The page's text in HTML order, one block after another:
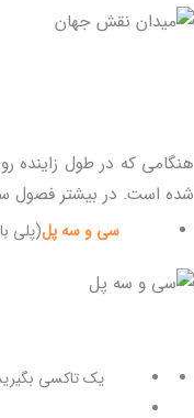
هنگامی که در طول زاینده
شده است. در بیشتر فصول
سی و سه پل(پلی با 33 قوس) یکی از زیباترین پل‌های اصفهان است که در انتهای خیابان چهارباغ عباسی واقع شده است.
یک تاکسی